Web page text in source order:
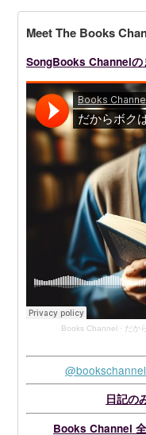
Meet The Books
SongBooks Channelの
Books Channel · だか
日記の
Books Channel